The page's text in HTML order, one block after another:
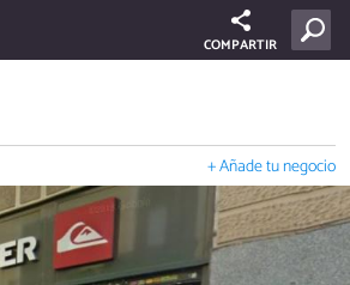
COMPARTIR
+ Añade tu negocio